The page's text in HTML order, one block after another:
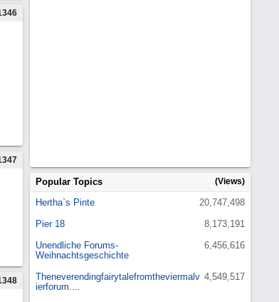
Popular Topics (Views)
20,747,498
Hertha`s Pinte
8,173,191
Pier 18
6,456,616
Unendliche Forums-
Weihnachtsgeschichte
4,549,517
Theneverendingfairytalefromtheviermalv
ierforum....